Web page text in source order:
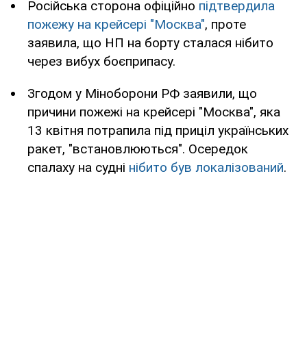
Російська сторона офіційно підтвердила
пожежу на крейсері "Москва", проте
заявила, що НП на борту сталася нібито
через вибух боєприпасу.
Згодом у Міноборони РФ заявили, що
причини пожежі на крейсері "Москва", яка
13 квітня потрапила під приціл українських
ракет, "встановлюються". Осередок
спалаху на судні нібито був локалізований.